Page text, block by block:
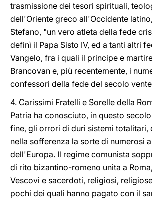
trasmissione dei tesori spirituali,
dell'Oriente greco all'Occidente
Stefano, "un vero atleta della fede
definì il Papa Sisto IV, ed a tanti altri
Vangelo, fra i quali il principe e
Brancovan e, più recentemente, i
confessori della fede del secolo
4. Carissimi Fratelli e Sorelle della
Patria ha conosciuto, in questo
fine, gli orrori di duri sistemi totalitari,
nella sofferenza la sorte di numerosi
dell'Europa. Il regime comunista
di rito bizantino-romeno unita a
Vescovi e sacerdoti, religiosi,
pochi dei quali hanno pagato con il